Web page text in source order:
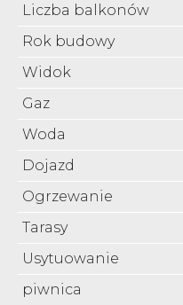
Liczba balkonów
Rok budowy
Widok
Gaz
Woda
Dojazd
Ogrzewanie
Tarasy
Usytuowanie
piwnica